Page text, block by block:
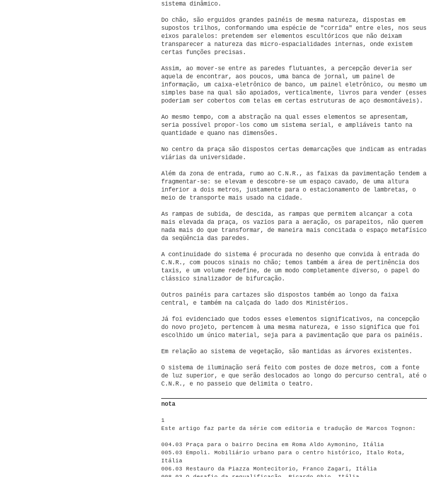
sistema dinâmico.
Do chão, são erguidos grandes painéis de mesma natureza, dispostas em
supostos trilhos, conformando uma espécie de "corrida" entre eles, nos seus
eixos paralelos: pretendem ser elementos escultóricos que não deixam
transparecer a natureza das micro-espacialidades internas, onde existem
certas funções precisas.
Assim, ao mover-se entre as paredes flutuantes, a percepção deveria ser
aquela de encontrar, aos poucos, uma banca de jornal, um painel de
informação, um caixa-eletrônico de banco, um painel eletrônico, ou mesmo um
simples base na qual são apoiados, verticalmente, livros para vender (esses
poderiam ser cobertos com telas em certas estruturas de aço desmontáveis).
Ao mesmo tempo, com a abstração na qual esses elementos se apresentam,
seria possível propor-los como um sistema serial, e ampliáveis tanto na
quantidade e quano nas dimensões.
No centro da praça são dispostos certas demarcações que indicam as entradas
viárias da universidade.
Além da zona de entrada, rumo ao C.N.R., as faixas da pavimentação tendem a
fragmentar-se: se elevam e descobre-se um espaço cavado, de uma altura
inferior a dois metros, justamente para o estacionamento de lambretas, o
meio de transporte mais usado na cidade.
As rampas de subida, de descida, as rampas que permitem alcançar a cota
mais elevada da praça, os vazios para a aeração, os parapeitos, não querem
nada mais do que transformar, de maneira mais concitada o espaço metafísico
da seqüência das paredes.
A continuidade do sistema é procurada no desenho que convida à entrada do
C.N.R., com poucos sinais no chão; temos também a área de pertinência dos
taxis, e um volume redefine, de um modo completamente diverso, o papel do
clássico sinalizador de bifurcação.
Outros painéis para cartazes são dispostos também ao longo da faixa
central, e também na calçada do lado dos Ministérios.
Já foi evidenciado que todos esses elementos significativos, na concepção
do novo projeto, pertencem à uma mesma natureza, e isso significa que foi
escolhido um único material, seja para a pavimentação que para os painéis.
Em relação ao sistema de vegetação, são mantidas as árvores existentes.
O sistema de iluminação será feito com postes de doze metros, com a fonte
de luz superior, e que serão deslocados ao longo do percurso central, até o
C.N.R., e no passeio que delimita o teatro.
nota
1
Este artigo faz parte da série com editoria e tradução de Marcos Tognon:
004.03 Praça para o bairro Decina em Roma Aldo Aymonino, Itália
005.03 Empoli. Mobiliário urbano para o centro histórico, Italo Rota,
Itália
006.03 Restauro da Piazza Montecitorio, Franco Zagari, Itália